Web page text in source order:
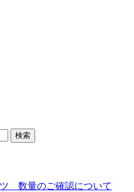
ツ 数量のご確認について